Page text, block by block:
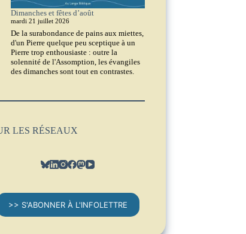
Dimanches et fêtes d’août
mardi 21 juillet 2026
De la surabondance de pains aux miettes,
d'un Pierre quelque peu sceptique à un
Pierre trop enthousiaste : outre la
solennité de l'Assomption, les évangiles
des dimanches sont tout en contrastes.
LES RÉSEAUX
>> S'ABONNER À L'INFOLETTRE